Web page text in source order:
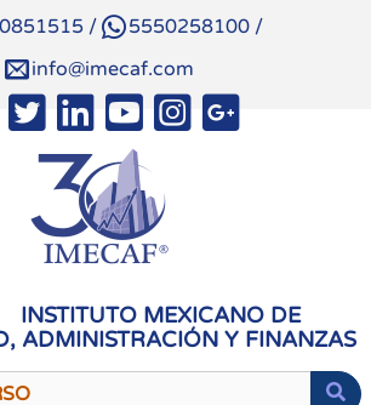
/ 5550258100 /
info@imecaf.com
INSTITUTO MEXICANO DE
ADMINISTRACIÓN Y FINANZAS